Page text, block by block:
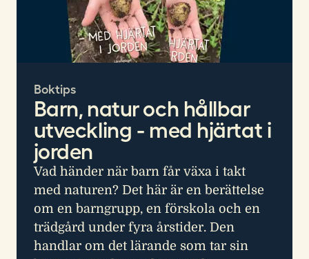
Boktips
Barn, natur och hållbar
utveckling - med hjärtat i
jorden
Vad händer när barn får växa i takt
med naturen? Det här är en berättelse
om en barngrupp, en förskola och en
trädgård under fyra årstider. Den
handlar om det lärande som tar sin